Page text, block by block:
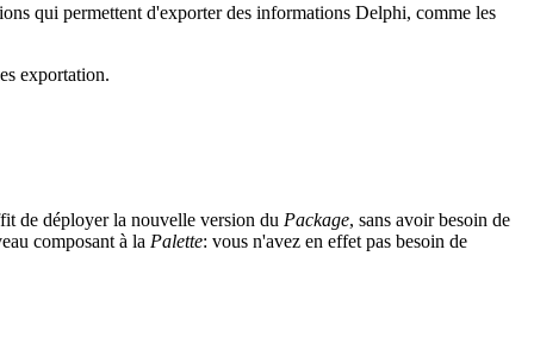
qui permettent d'exporter des informations Delphi, comme les
exportation.
de déployer la nouvelle version du Package, sans avoir besoin de
composant à la Palette: vous n'avez en effet pas besoin de